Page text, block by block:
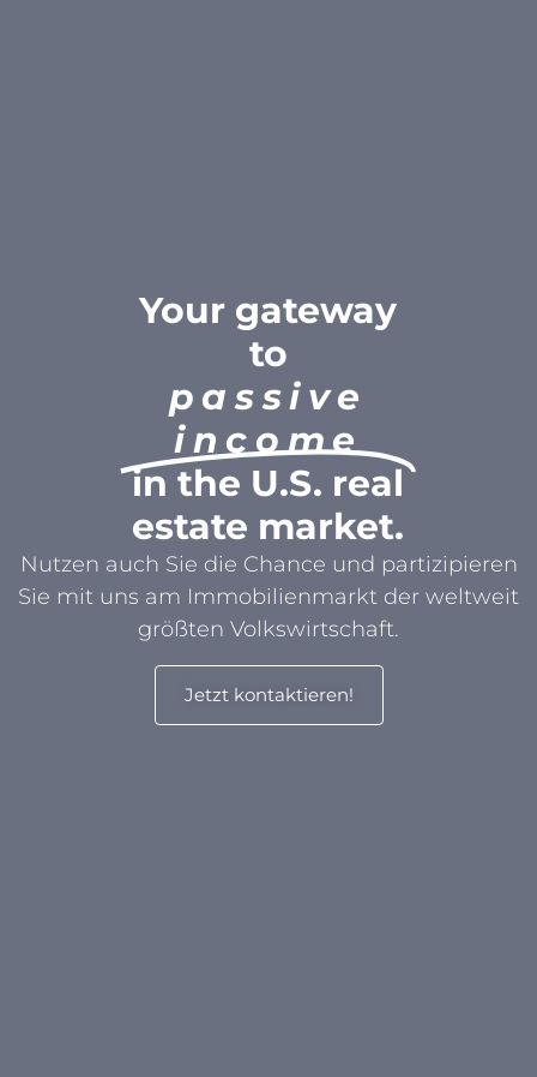
Your gateway
to
passive
income
in the U.S. real
estate market.
Nutzen auch Sie die Chance und partizipieren
Sie mit uns am Immobilienmarkt der weltweit
größten Volkswirtschaft.
Jetzt kontaktieren!